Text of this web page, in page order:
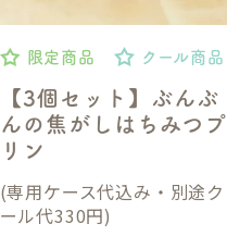
限定商品 クール商品
【3個セット】ぶんぶ
んの焦がしはちみつプ
リン
(専用ケース代込み・別途ク
ール代330円)